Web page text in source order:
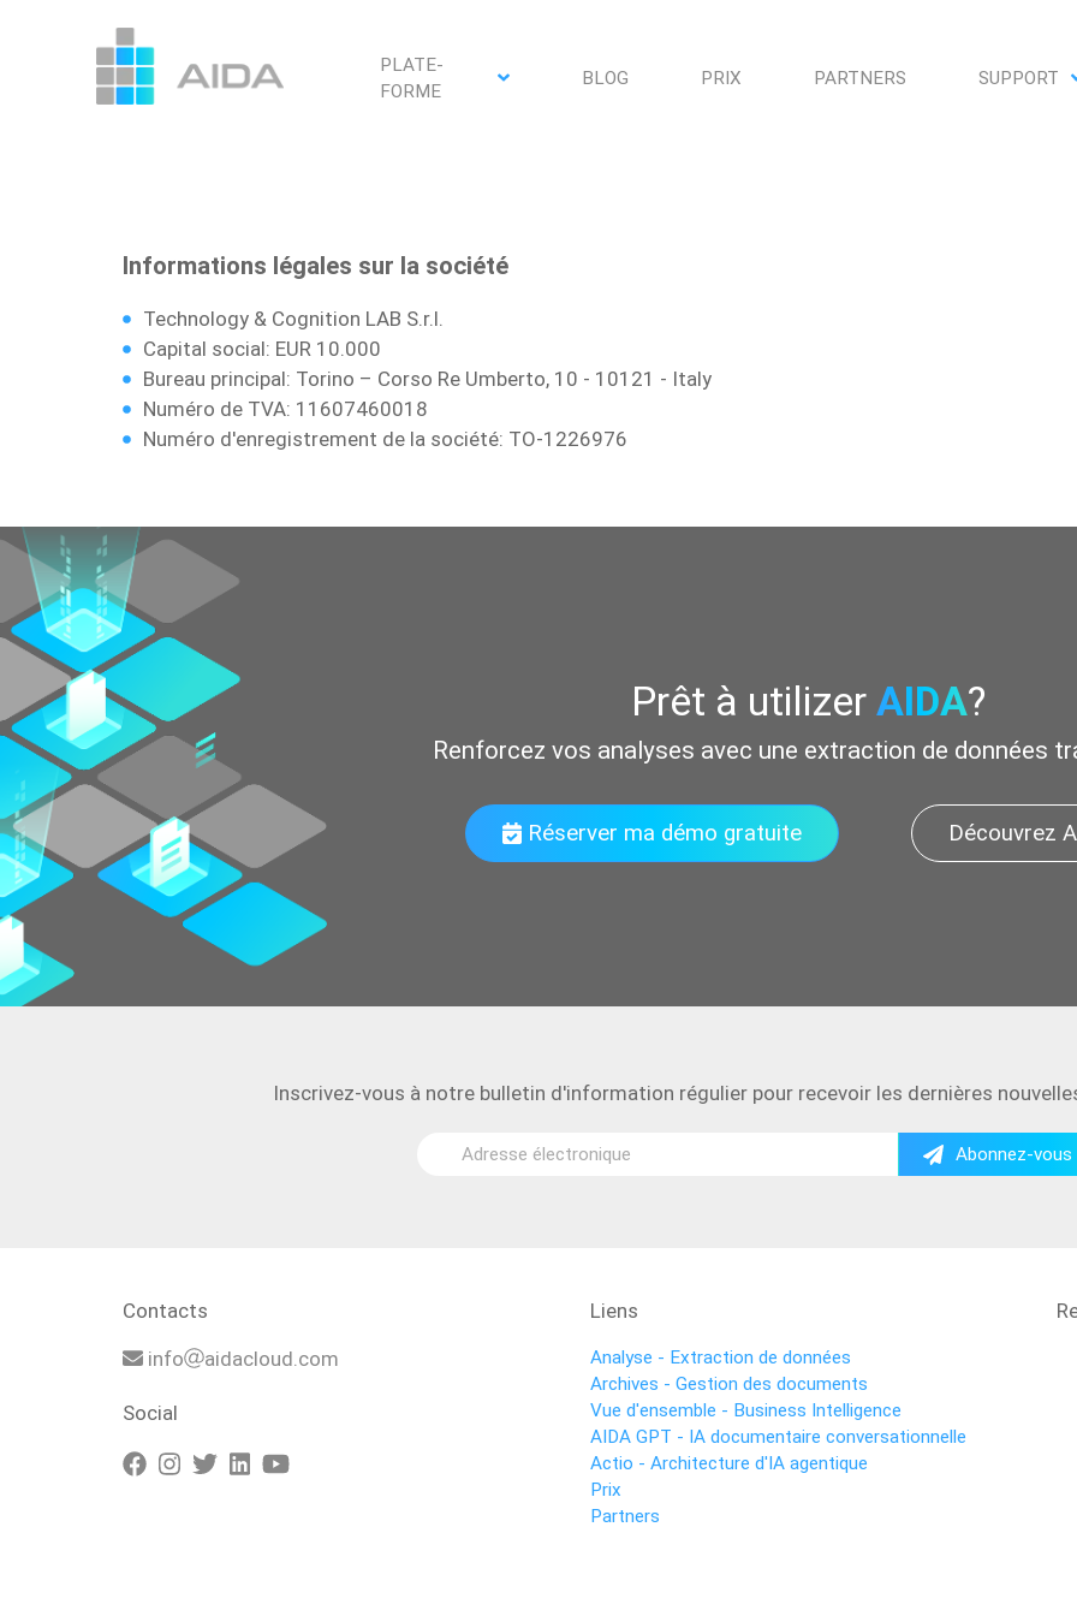
PLATE-
FORME
BLOG PRIX PARTNERS SUPPORT
Informations légales sur la société
Technology & Cognition LAB S.r.l.
Capital social: EUR 10.000
Bureau principal: Torino – Corso Re Umberto, 10 - 10121 - Italy
Numéro de TVA: 11607460018
Numéro d'enregistrement de la société: TO-1226976
Prêt à utilizer AIDA?
Renforcez vos analyses avec une extraction de données
Réserver ma démo gratuite Découvrez
Inscrivez-vous à notre bulletin d'information régulier pour recevoir les dernières
Abonnez-
Contacts
info
aidacloud.com
Social
Liens
Analyse - Extraction de données
Archives - Gestion des documents
Vue d'ensemble - Business Intelligence
AIDA GPT - IA documentaire conversationnelle
Actio - Architecture d'IA agentique
Prix
Partners